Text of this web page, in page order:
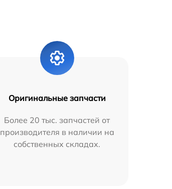
Оригинальные запчасти
Более 20 тыс. запчастей от
производителя в наличии на
собственных складах.